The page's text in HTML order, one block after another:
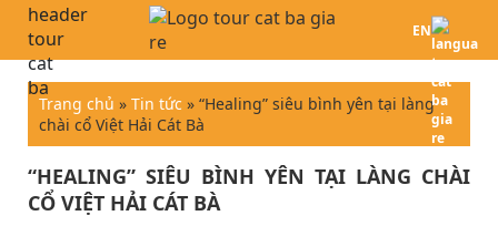
EN
Trang chủ » Tin tức » “Healing” siêu bình yên tại làng
chài cổ Việt Hải Cát Bà
“HEALING” SIÊU BÌNH YÊN TẠI LÀNG CHÀI
CỔ VIỆT HẢI CÁT BÀ